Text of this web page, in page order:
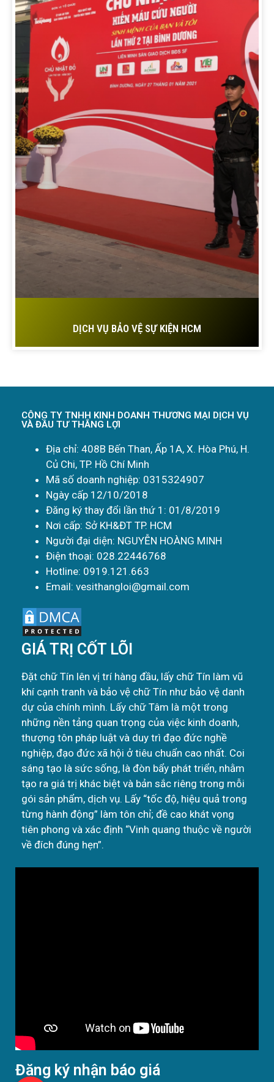
DỊCH VỤ BẢO VỆ SỰ KIỆN HCM
CÔNG TY TNHH KINH DOANH THƯƠNG MẠI DỊCH VỤ
VÀ ĐẦU TƯ THẮNG LỢI
Địa chỉ: 408B Bến Than, Ấp 1A, X. Hòa Phú, H.
Củ Chi, TP. Hồ Chí Minh
Mã số doanh nghiệp: 0315324907
Ngày cấp 12/10/2018
Đăng ký thay đổi lần thứ 1: 01/8/2019
Nơi cấp: Sở KH&ĐT TP. HCM
Người đại diện: NGUYỄN HOÀNG MINH
Điện thoại: 028.22446768
Hotline: 0919.121.663
Email: vesithangloi@gmail.com
GIÁ TRỊ CỐT LÕI
Đặt chữ Tín lên vị trí hàng đầu, lấy chữ Tín làm vũ
khí cạnh tranh và bảo vệ chữ Tín như bảo vệ danh
dự của chính mình. Lấy chữ Tâm là một trong
những nền tảng quan trọng của việc kinh doanh,
thượng tôn pháp luật và duy trì đạo đức nghề
nghiệp, đạo đức xã hội ở tiêu chuẩn cao nhất. Coi
sáng tạo là sức sống, là đòn bẩy phát triển, nhằm
tạo ra giá trị khác biệt và bản sắc riêng trong mỗi
gói sản phẩm, dịch vụ. Lấy “tốc độ, hiệu quả trong
từng hành động” làm tôn chỉ; đề cao khát vọng
tiên phong và xác định “Vinh quang thuộc về người
về đích đúng hẹn”.
Đăng ký nhận báo giá